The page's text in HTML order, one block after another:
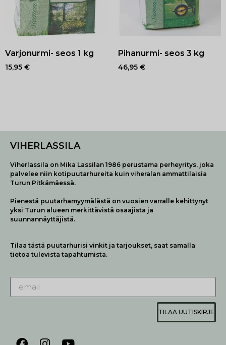
Varjonurmi- seos 1 kg
15,95 €
Pihanurmi- seos 3 kg
46,95 €
VIHERLASSILA
Viherlassila on Mika Lassilan 1986 perustama perheyritys, joka
palvelee niin kotipuutarhureita kuin viheralan ammattilaisia
Turun Pitkämäessä.
Pienestä puutarhamyymälästä on vuosien varralle kehittynyt
yksi Turun alueen merkittävistä osaajista ja
suunnannäyttäjistä.
Tilaa tästä puutarhurisi vinkit ja tarjoukset, saat samalla
tietoa tulevista tapahtumista.
TILAA UUTISKIRJE